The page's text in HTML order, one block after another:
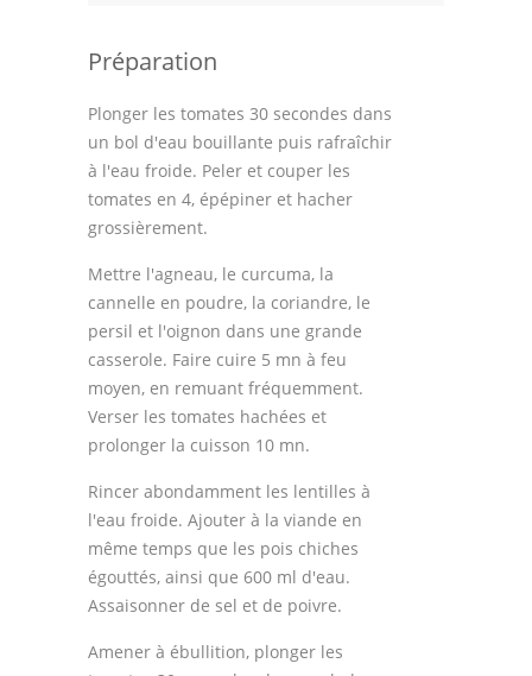
Préparation
Plonger les tomates 30 secondes dans
un bol d'eau bouillante puis rafraîchir
à l'eau froide. Peler et couper les
tomates en 4, épépiner et hacher
grossièrement.
Mettre l'agneau, le curcuma, la
cannelle en poudre, la coriandre, le
persil et l'oignon dans une grande
casserole. Faire cuire 5 mn à feu
moyen, en remuant fréquemment.
Verser les tomates hachées et
prolonger la cuisson 10 mn.
Rincer abondamment les lentilles à
l'eau froide. Ajouter à la viande en
même temps que les pois chiches
égouttés, ainsi que 600 ml d'eau.
Assaisonner de sel et de poivre.
Amener à ébullition, plonger les